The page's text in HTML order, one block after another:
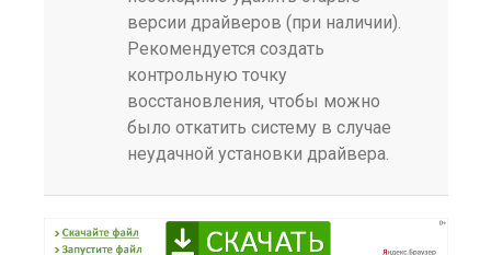
версии драйверов (при наличии).
Рекомендуется создать
контрольную точку
восстановления, чтобы можно
было откатить систему в случае
неудачной установки драйвера.